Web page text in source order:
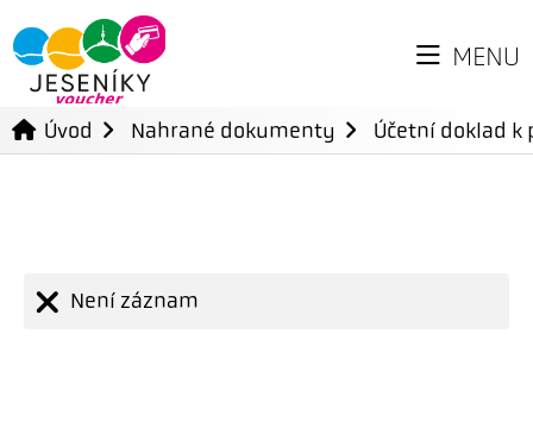
MENU
Úvod Nahrané dokumenty Účetní doklad
Není záznam